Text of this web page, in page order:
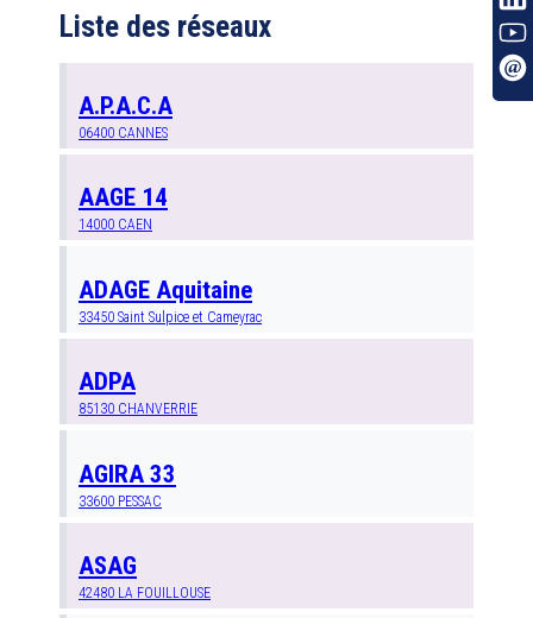
Liste des réseaux
A.P.A.C.A
06400 CANNES
AAGE 14
14000 CAEN
ADAGE Aquitaine
33450 Saint Sulpice et Cameyrac
ADPA
85130 CHANVERRIE
AGIRA 33
33600 PESSAC
ASAG
42480 LA FOUILLOUSE